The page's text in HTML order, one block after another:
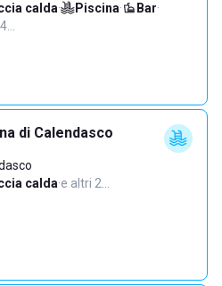
calda· Piscina· Bar·
di Calendasco
calda·e altri 2…